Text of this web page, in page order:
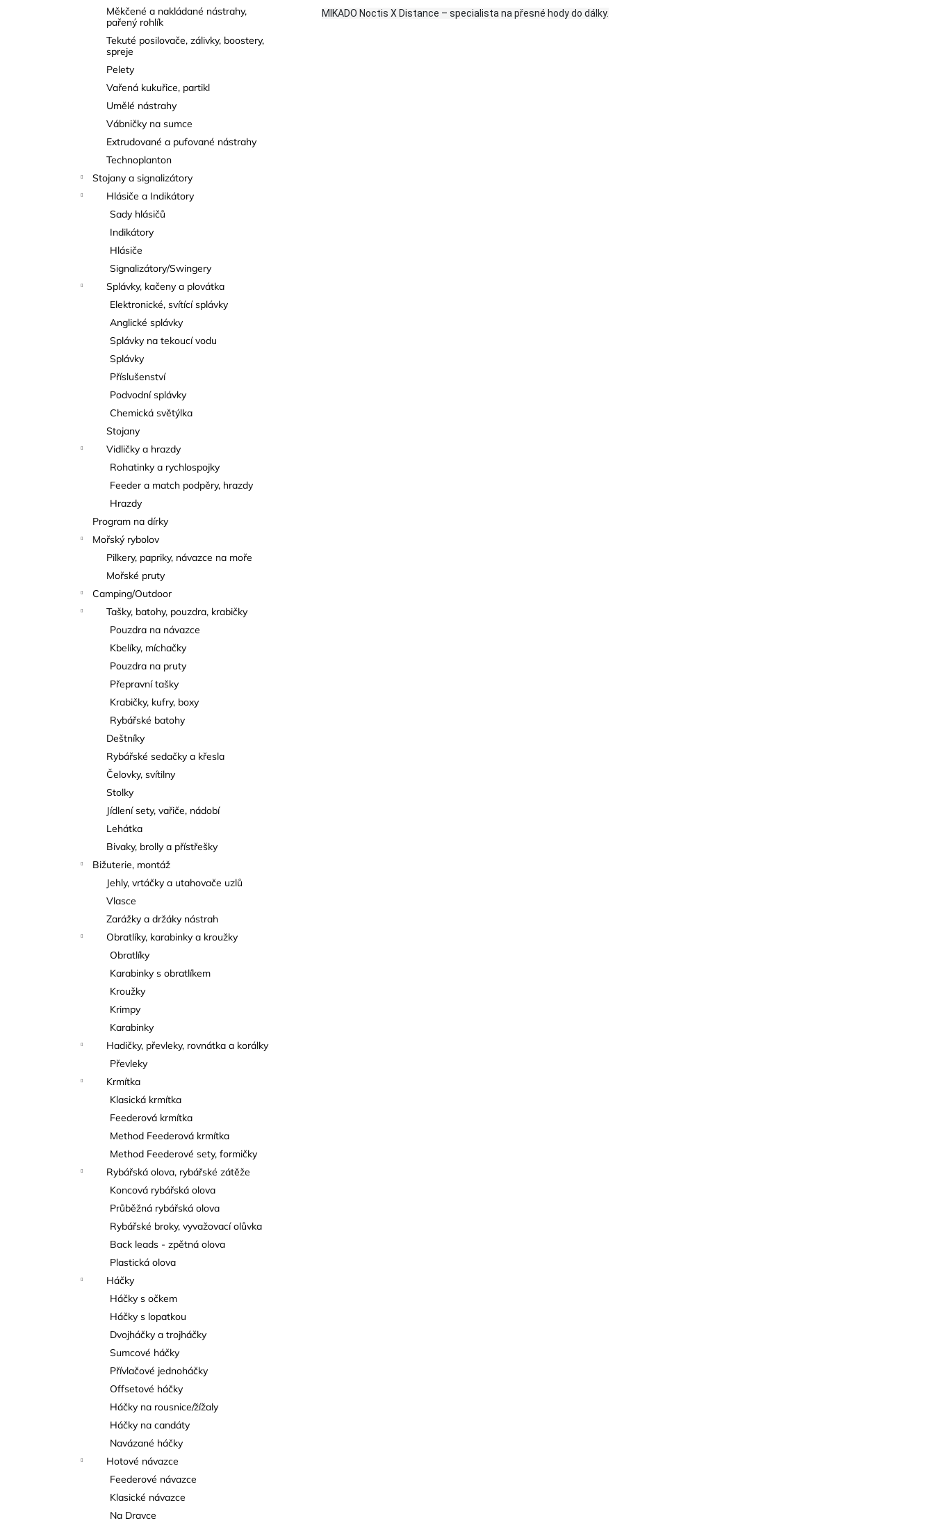
Měkčené a nakládané nástrahy,
pařený rohlík
Tekuté posilovače, zálivky, boostery,
spreje
Pelety
Vařená kukuřice, partikl
Umělé nástrahy
Vábničky na sumce
Extrudované a pufované nástrahy
Technoplanton
Stojany a signalizátory
Hlásiče a Indikátory
Sady hlásičů
Indikátory
Hlásiče
Signalizátory/Swingery
Splávky, kačeny a plovátka
Elektronické, svítící splávky
Anglické splávky
Splávky na tekoucí vodu
Splávky
Příslušenství
Podvodní splávky
Chemická světýlka
Stojany
Vidličky a hrazdy
Rohatinky a rychlospojky
Feeder a match podpěry, hrazdy
Hrazdy
Program na dírky
Mořský rybolov
Pilkery, papriky, návazce na moře
Mořské pruty
Camping/Outdoor
Tašky, batohy, pouzdra, krabičky
Pouzdra na návazce
Kbelíky, míchačky
Pouzdra na pruty
Přepravní tašky
Krabičky, kufry, boxy
Rybářské batohy
Deštníky
Rybářské sedačky a křesla
Čelovky, svítilny
Stolky
Jídlení sety, vařiče, nádobí
Lehátka
Bivaky, brolly a přístřešky
Bižuterie, montáž
Jehly, vrtáčky a utahovače uzlů
Vlasce
Zarážky a držáky nástrah
Obratlíky, karabinky a kroužky
Obratlíky
Karabinky s obratlíkem
Kroužky
Krimpy
Karabinky
Hadičky, převleky, rovnátka a korálky
Převleky
Krmítka
Klasická krmítka
Feederová krmítka
Method Feederová krmítka
Method Feederové sety, formičky
Rybářská olova, rybářské zátěže
Koncová rybářská olova
Průběžná rybářská olova
Rybářské broky, vyvažovací olůvka
Back leads - zpětná olova
Plastická olova
Háčky
Háčky s očkem
Háčky s lopatkou
Dvojháčky a trojháčky
Sumcové háčky
Přívlačové jednoháčky
Offsetové háčky
Háčky na rousnice/žížaly
Háčky na candáty
Navázané háčky
Hotové návazce
Feederové návazce
Klasické návazce
Na Dravce
MIKADO Noctis X Distance – specialista na přesné hody do dálky.